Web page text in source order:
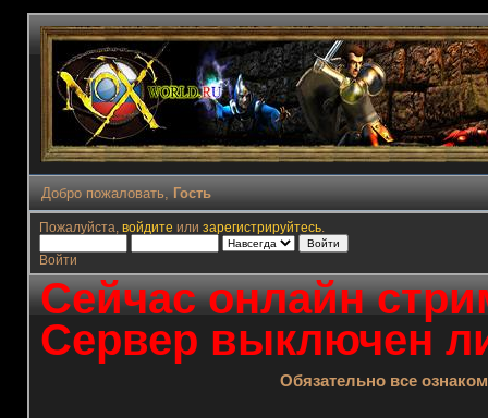
Добро пожаловать, Гость
Пожалуйста, войдите или зарегистрируйтесь.
Войти
Сейчас онлайн
Сервер выключен
Обязательно все